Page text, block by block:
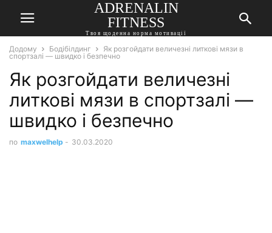
ADRENALIN
FITNESS
Твоя щоденна норма мотивації
Додому Бодібілдинг
Як розгойдати величезні литкові мязи в
спортзалі — швидко і безпечно
Як розгойдати величезні
литкові мязи в спортзалі —
швидко і безпечно
по maxwelhelp - 30.03.2020